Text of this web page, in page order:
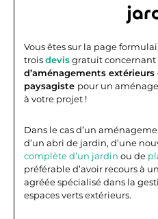
Vous êtes sur la page
troisdevisgratuit concernant
d’aménagements
paysagiste pour un
à votre projet !
Dans le cas d’un
d’un abri de jardin, d’une
complète d’un jardin ou de
préférable d’avoir recours à un
agréée spécialisé dans la
espaces verts extérieurs.